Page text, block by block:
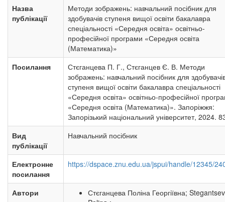
Назва
публікації
Методи зображень: навчальний посібник для
здобувачів ступеня вищої освіти бакалавра
спеціальності «Середня освіта» освітньо-
професійної програми «Середня освіта
(Математика)»
Посилання
Стєганцева П. Г., Стєганцев Є. В. Методи
зображень: навчальний посібник для
ступеня вищої освіти бакалавра спеціальності
«Середня освіта» освітньо-професійної
«Середня освіта (Математика)». Запоріжжя:
Запорізький національний університет, 2024.
Вид
публікації
Навчальний посібник
Електронне
посилання
https://dspace.znu.edu.ua/jspui/handle/12345/
Автори
Стєганцева Поліна Георгіївна;